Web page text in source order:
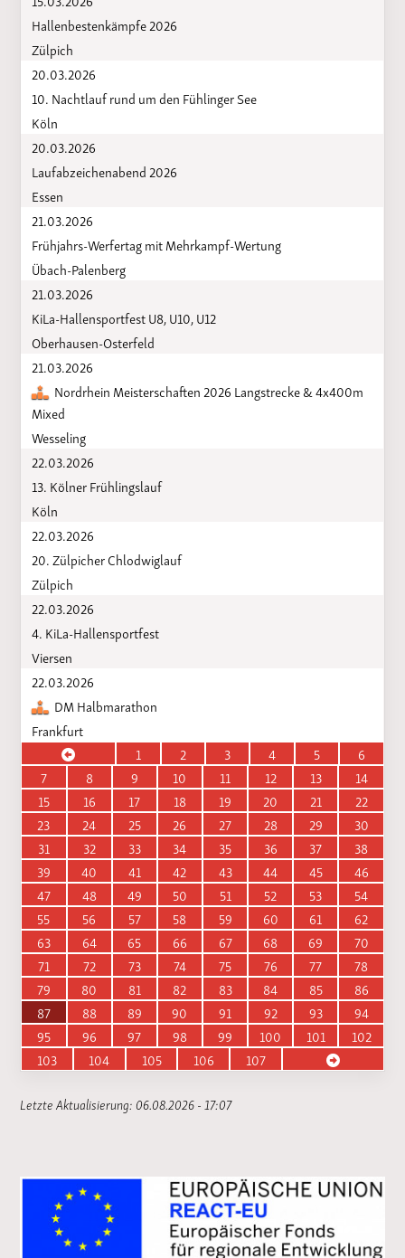
Hallenbestenkämpfe 2026
Zülpich
20.03.2026
10. Nachtlauf rund um den Fühlinger See
Köln
20.03.2026
Laufabzeichenabend 2026
Essen
21.03.2026
Frühjahrs-Werfertag mit Mehrkampf-Wertung
Übach-Palenberg
21.03.2026
KiLa-Hallensportfest U8, U10, U12
Oberhausen-Osterfeld
21.03.2026
Nordrhein Meisterschaften 2026 Langstrecke & 4x400m
Mixed
Wesseling
22.03.2026
13. Kölner Frühlingslauf
Köln
22.03.2026
20. Zülpicher Chlodwiglauf
Zülpich
22.03.2026
4. KiLa-Hallensportfest
Viersen
22.03.2026
DM Halbmarathon
Frankfurt
1
2 3 4 5
6
7
8 9 10 11 12 13
14
15
16 17 18 19 20 21
22
23
24 25 26 27 28 29
30
31
32 33 34 35 36 37
38
39
40 41 42 43 44 45
46
47
48 49 50 51 52 53
54
55
56 57 58 59 60 61
62
63
64 65 66 67 68 69
70
71
72 73 74 75 76 77
78
79
80 81 82 83 84 85
86
87
88 89 90 91 92 93
94
95
96 97 98 99 100 101
102
103
104 105 106 107
Letzte Aktualisierung: 06.08.2026 - 17:07